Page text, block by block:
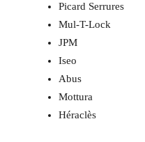
Picard Serrures
Mul-T-Lock
JPM
Iseo
Abus
Mottura
Héraclès